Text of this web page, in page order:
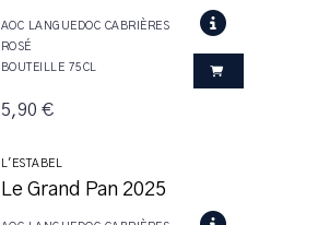
AOC LANGUEDOC CABRIÈRES
ROSÉ
BOUTEILLE 75CL
5,90 €
L'ESTABEL
Le Grand Pan 2025